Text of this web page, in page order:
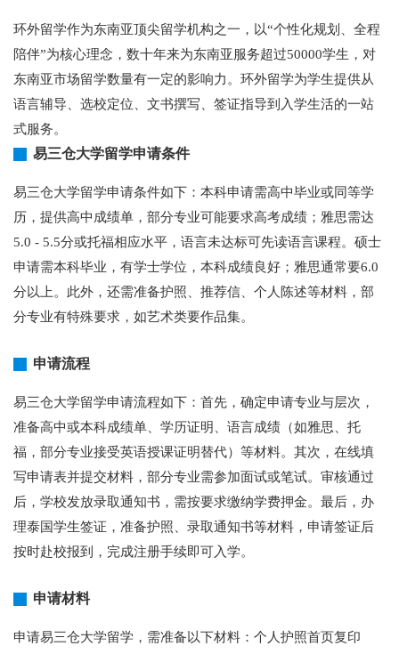
环外留学作为东南亚顶尖留学机构之一，以“个性化规划、全程
陪伴”为核心理念，数十年来为东南亚服务超过50000学生，对
东南亚市场留学数量有一定的影响力。环外留学为学生提供从
语言辅导、选校定位、文书撰写、签证指导到入学生活的一站
式服务。
易三仓大学留学申请条件
易三仓大学留学申请条件如下：本科申请需高中毕业或同等学
历，提供高中成绩单，部分专业可能要求高考成绩；雅思需达
5.0 - 5.5分或托福相应水平，语言未达标可先读语言课程。硕士
申请需本科毕业，有学士学位，本科成绩良好；雅思通常要6.0
分以上。此外，还需准备护照、推荐信、个人陈述等材料，部
分专业有特殊要求，如艺术类要作品集。
申请流程
易三仓大学留学申请流程如下：首先，确定申请专业与层次，
准备高中或本科成绩单、学历证明、语言成绩（如雅思、托
福，部分专业接受英语授课证明替代）等材料。其次，在线填
写申请表并提交材料，部分专业需参加面试或笔试。审核通过
后，学校发放录取通知书，需按要求缴纳学费押金。最后，办
理泰国学生签证，准备护照、录取通知书等材料，申请签证后
按时赴校报到，完成注册手续即可入学。
申请材料
申请易三仓大学留学，需准备以下材料：个人护照首页复印